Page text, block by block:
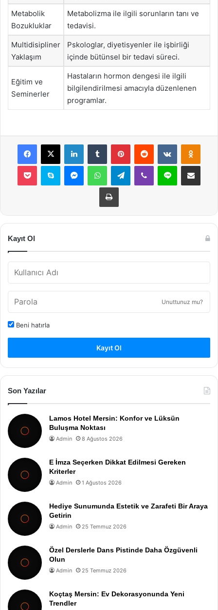
Metabolik
Bozukluklar
Metabolizma ile ilgili sorunların tanı ve
tedavisi.
Multidisipliner
Yaklaşım
Pskologlar, diyetisyenler ile işbirliği
içinde bütünsel bir tedavi süreci.
Eğitim ve
Seminerler
Hastaların hormon dengesi ile ilgili
bilgilendirilmesi amacıyla düzenlenen
programlar.
Facebook
X LinkedInTumblr PinterestReddit VKontakte
Pocket Skype MessengerWhatsAppTelegramViber Line E-Posta ile
Yazdır
Kayıt Ol
Unuttunuz mu?
Beni hatırla
Kayıt Ol
Son Yazılar
Lamos Hotel Mersin: Konfor ve Lüksün
Buluşma Noktası
Admin 8 Ağustos 2026
E İmza Seçerken Dikkat Edilmesi Gereken
Kriterler
Admin 1 Ağustos 2026
Hediye Sunumunda Estetik ve Zarafeti Bir Araya
Getirin
Admin 25 Temmuz 2026
Özel Derslerle Dans Pistinde Daha Özgüvenli
Olun
Admin 25 Temmuz 2026
Koçtaş Mersin: Ev Dekorasyonunda Yeni
Trendler